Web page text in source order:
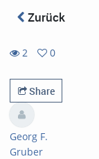
Zurück
2
views
0
favorites
Share
Georg F.
Gruber